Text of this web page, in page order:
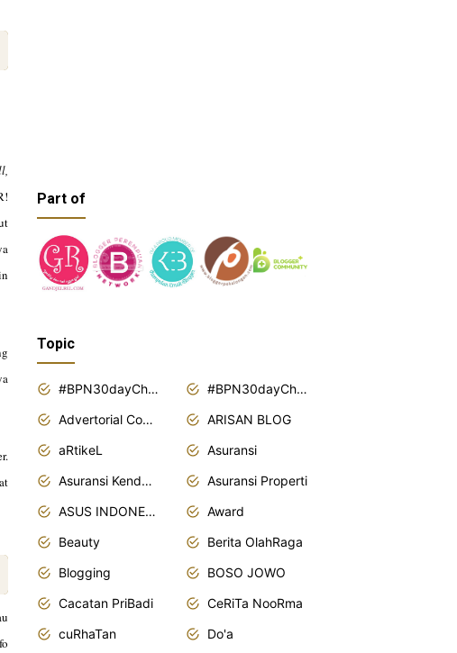
Part of
Topic
#BPN30dayChallenge2018
#BPN30dayChallenge2019
Advertorial Content
ARISAN BLOG
aRtikeL
Asuransi
Asuransi Kendaraan
Asuransi Properti
ASUS INDONESIA
Award
Beauty
Berita OlahRaga
Blogging
BOSO JOWO
Cacatan PriBadi
CeRiTa NooRma
cuRhaTan
Do'a